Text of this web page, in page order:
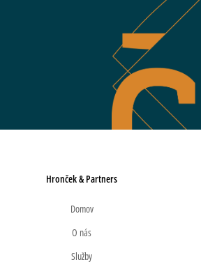
Hronček & Partners
Domov
O nás
Služby